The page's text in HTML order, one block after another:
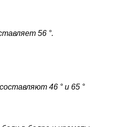
56 °.
46 ° и 65 °